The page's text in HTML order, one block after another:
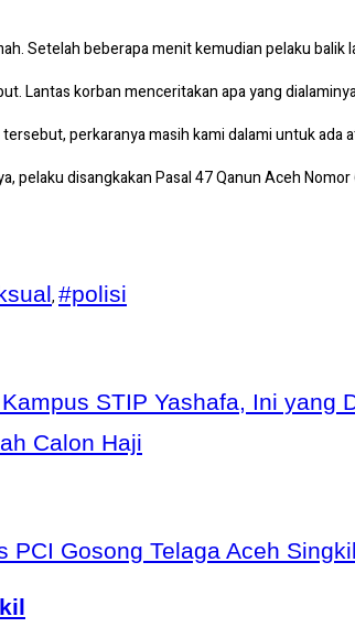
Setelah beberapa menit kemudian pelaku balik
Lantas korban menceritakan apa yang
perkaranya masih kami dalami untuk ada
pelaku disangkakan Pasal 47 Qanun Aceh
,#polisi
STIP Yashafa, Ini yang
Calon Haji